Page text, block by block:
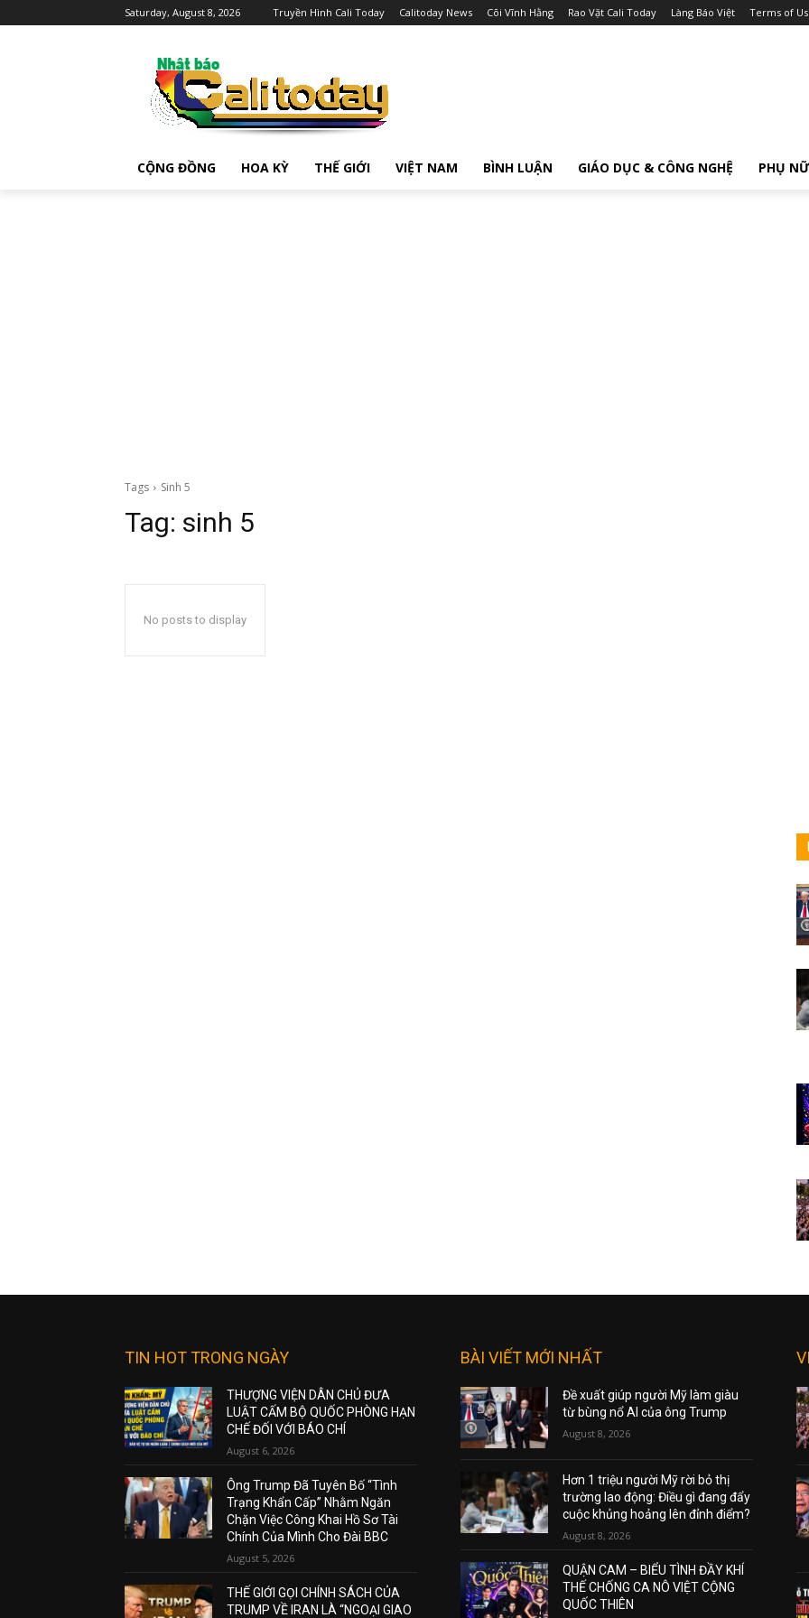
Saturday, August 8, 2026 Truyền Hình Cali Today Calitoday News Cõi Vĩnh Hằng Rao Vặt Cali Today Làng Báo Việt Terms of
CỘNG ĐỒNG HOA KỲ THẾ GIỚI VIỆT NAM BÌNH LUẬN GIÁO DỤC & CÔNG NGHỆ PHỤ NỮ
Tags Sinh 5
Tag: sinh 5
No posts to display
TIN HOT TRONG NGÀY
THƯỢNG VIỆN DÂN CHỦ ĐƯA
LUẬT CẤM BỘ QUỐC PHÒNG HẠN
CHẾ ĐỐI VỚI BÁO CHÍ
August 6, 2026
Ông Trump Đã Tuyên Bố “Tình
Trạng Khẩn Cấp” Nhằm Ngăn
Chặn Việc Công Khai Hồ Sơ Tài
Chính Của Mình Cho Đài BBC
August 5, 2026
THẾ GIỚI GỌI CHÍNH SÁCH CỦA
TRUMP VỀ IRAN LÀ “NGOẠI GIAO
BÀI VIẾT MỚI NHẤT
Đề xuất giúp người Mỹ làm giàu
từ bùng nổ AI của ông Trump
August 8, 2026
Hơn 1 triệu người Mỹ rời bỏ thị
trường lao động: Điều gì đang đẩy
cuộc khủng hoảng lên đỉnh điểm?
August 8, 2026
QUẬN CAM – BIỂU TÌNH ĐẦY KHÍ
THẾ CHỐNG CA NÔ VIỆT CỘNG
QUỐC THIÊN